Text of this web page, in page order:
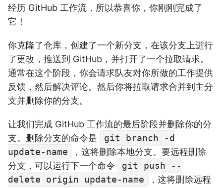
经历 GitHub 工作流，所以恭喜你，你刚刚完成了
它！
你克隆了仓库，创建了一个新分支，在该分支上进行
了更改，推送到 GitHub，并打开了一个拉取请求。
通常在这个阶段，你会请求队友对你所做的工作提供
反馈，然后解决评论。然后你将拉取请求合并到主分
支并删除你的分支。
让我们完成 GitHub 工作流的最后阶段并删除你的分
支。删除分支的命令是
git branch -d
update-name
，这将删除本地分支。要远程删除
分支，可以运行下一个命令
git push --
delete origin update-name
，这将删除远程